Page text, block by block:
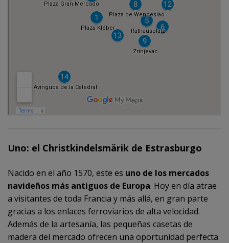
Uno: el Christkindelsmärik de Estrasburgo
Nacido en el año 1570, este es uno de los mercados
navideños más antiguos de Europa. Hoy en día atrae
a visitantes de toda Francia y más allá, en gran parte
gracias a los enlaces ferroviarios de alta velocidad.
Además de la artesanía, las pequeñas casetas de
madera del mercado ofrecen una oportunidad perfecta